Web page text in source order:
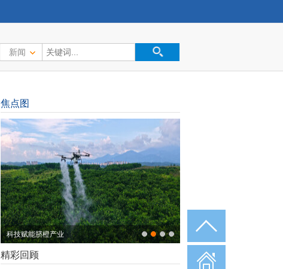
新闻
焦点图
立秋时节 稻谷归仓
精彩回顾